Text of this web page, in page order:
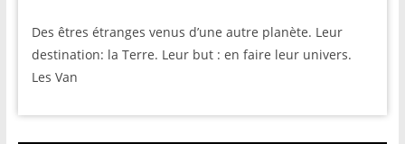
Des êtres étranges venus d’une autre planète. Leur
destination: la Terre. Leur but : en faire leur univers.
Les Van